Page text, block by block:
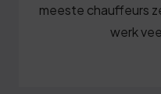
meeste chauffeurs
werk